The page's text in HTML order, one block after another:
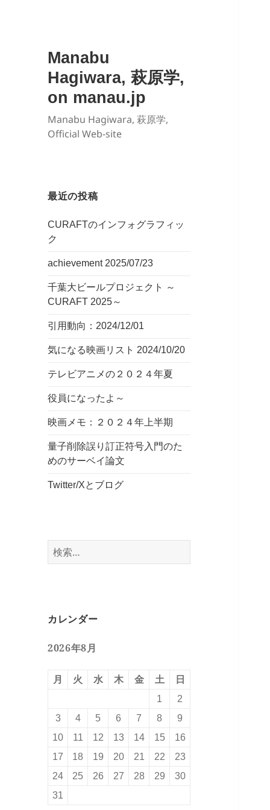
Manabu
Hagiwara, 萩原学,
on manau.jp
Manabu Hagiwara, 萩原学,
Official Web-site
最近の投稿
CURAFTのインフォグラフィッ
ク
achievement 2025/07/23
千葉大ビールプロジェクト ～
CURAFT 2025～
引用動向：2024/12/01
気になる映画リスト 2024/10/20
テレビアニメの２０２４年夏
役員になったよ～
映画メモ：２０２４年上半期
量子削除誤り訂正符号入門のた
めのサーベイ論文
Twitter/Xとブログ
検
カレンダー
2026年8月
月 火 水 木 金 土
日
1
2
3
4 5 6 7 8
9
10
11 12 13 14 15
16
17
18 19 20 21 22
23
24
25 26 27 28 29
30
31